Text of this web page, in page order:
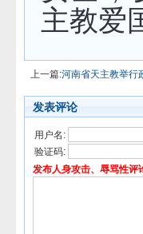
主教爱
上一篇:河南省天主教举行
发表评论
用户名:
验证码:
发布人身攻击、辱骂性评